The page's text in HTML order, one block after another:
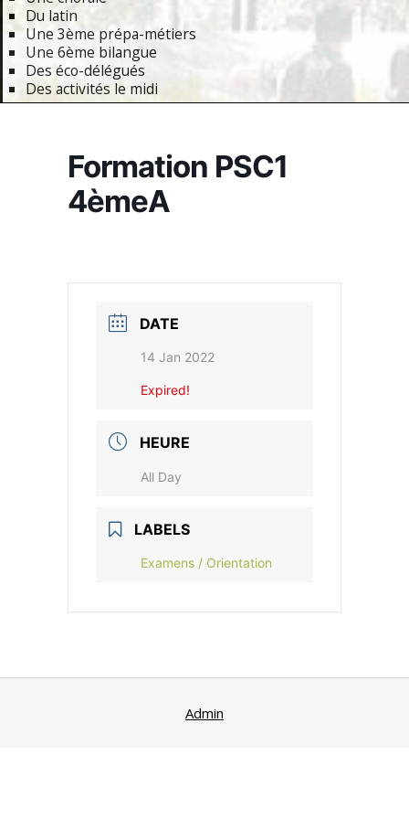
Du latin
Une 3ème prépa-métiers
Une 6ème bilangue
Des éco-délégués
Des activités le midi
Formation PSC1
4èmeA
DATE
14 Jan 2022
Expired!
HEURE
All Day
LABELS
Examens / Orientation
Admin